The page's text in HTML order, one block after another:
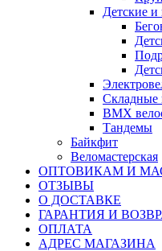
Детские и
Складные
BMX
Тандемы
Байкфит
Веломастерская
ОПТОВИКАМ И
ОТЗЫВЫ
О ДОСТАВКЕ
ГАРАНТИЯ И
ОПЛАТА
АДРЕС МАГАЗИНА